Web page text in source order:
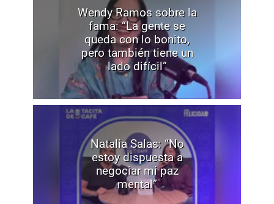
Wendy Ramos sobre la
fama: “La gente se
queda con lo bonito,
pero también tiene un
lado difícil”
Natalia Salas: “No
estoy dispuesta a
negociar mi paz
mental”